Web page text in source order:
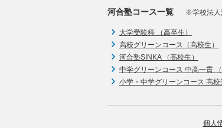
河合塾コース一覧 ※学校法人
大学受験科 （高卒生）
高校グリーンコース（高校生）
河合塾SINKA （高校生）
中学グリーンコース 中高一貫 （
小学・中学グリーンコース 高校
個人